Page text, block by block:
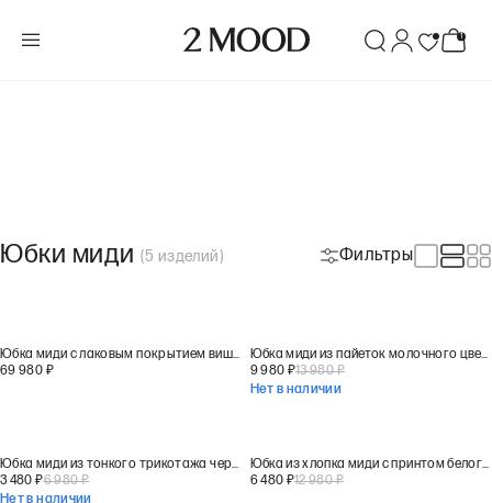
Юбки миди (5 изделий ) Фильтры
Юбка миди с лаковым покрытием вишневого цвета
69 980 ₽
Юбка миди из пайеток молочного цвета
9 980 ₽13 980₽
Нет в наличии
Юбка миди из тонкого трикотажа черного цвета
3 480 ₽6 980₽
Нет в наличии
Юбка из хлопка миди с принтом белого цвета
6 480 ₽12 980₽